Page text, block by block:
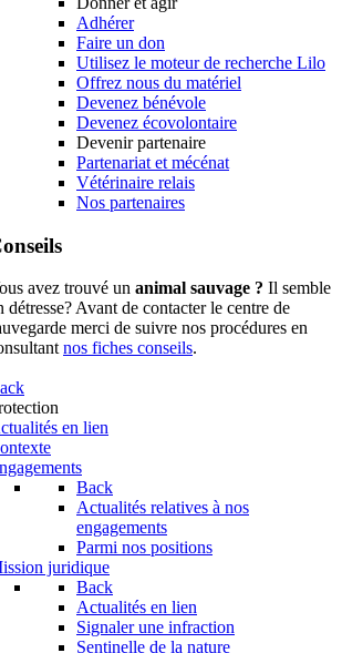
Adhérer
Faire un don
Utilisez le moteur de recherche Lilo
Offrez nous du matériel
Devenez bénévole
Devenez écovolontaire
Devenir partenaire
Partenariat et mécénat
Vétérinaire relais
Nos partenaires
avez trouvé un animal sauvage ? Il semble
détresse? Avant de contacter le centre de
merci de suivre nos procédures en
nos fiches conseils.
en lien
Back
Actualités relatives à nos
engagements
Parmi nos positions
juridique
Back
Actualités en lien
Signaler une infraction
Sentinelle de la nature